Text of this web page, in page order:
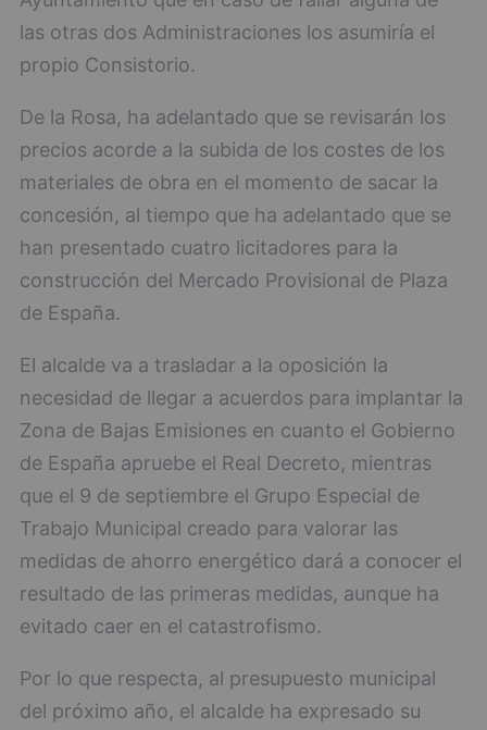
las otras dos Administraciones los asumiría el
propio Consistorio.
De la Rosa, ha adelantado que se revisarán los
precios acorde a la subida de los costes de los
materiales de obra en el momento de sacar la
concesión, al tiempo que ha adelantado que se
han presentado cuatro licitadores para la
construcción del Mercado Provisional de Plaza
de España.
El alcalde va a trasladar a la oposición la
necesidad de llegar a acuerdos para implantar la
Zona de Bajas Emisiones en cuanto el Gobierno
de España apruebe el Real Decreto, mientras
que el 9 de septiembre el Grupo Especial de
Trabajo Municipal creado para valorar las
medidas de ahorro energético dará a conocer el
resultado de las primeras medidas, aunque ha
evitado caer en el catastrofismo.
Por lo que respecta, al presupuesto municipal
del próximo año, el alcalde ha expresado su